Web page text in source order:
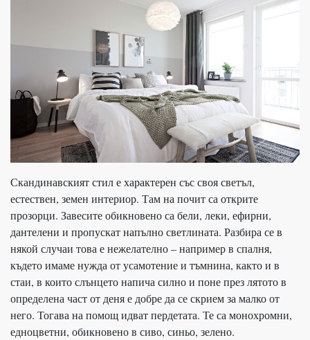
Скандинавският стил е характерен със своя светъл,
естествен, земен интериор. Там на почит са открите
прозорци. Завесите обикновено са бели, леки, ефирни,
дантелени и пропускат напълно светлината. Разбира се в
някой случаи това е нежелателно – например в спалня,
където имаме нужда от усамотение и тъмнина, както и в
стаи, в които слънцето напича силно и поне през лятото в
определена част от деня е добре да се скрием за малко от
него. Тогава на помощ идват пердетата. Те са монохромни,
едноцветни, обикновено в сиво, синьо, зелено.